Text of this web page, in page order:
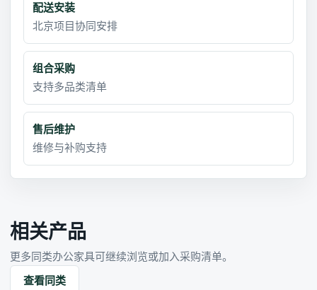
配送安装
北京项目协同安排
组合采购
支持多品类清单
售后维护
维修与补购支持
相关产品
更多同类办公家具可继续浏览或加入采购清单。
查看同类